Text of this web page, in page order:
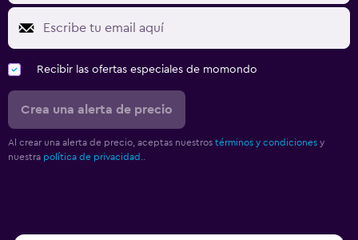
Recibir las ofertas especiales de momondo
Crea una alerta de precio
Al crear una alerta de precio, aceptas nuestros términos y condiciones y
nuestra política de privacidad.